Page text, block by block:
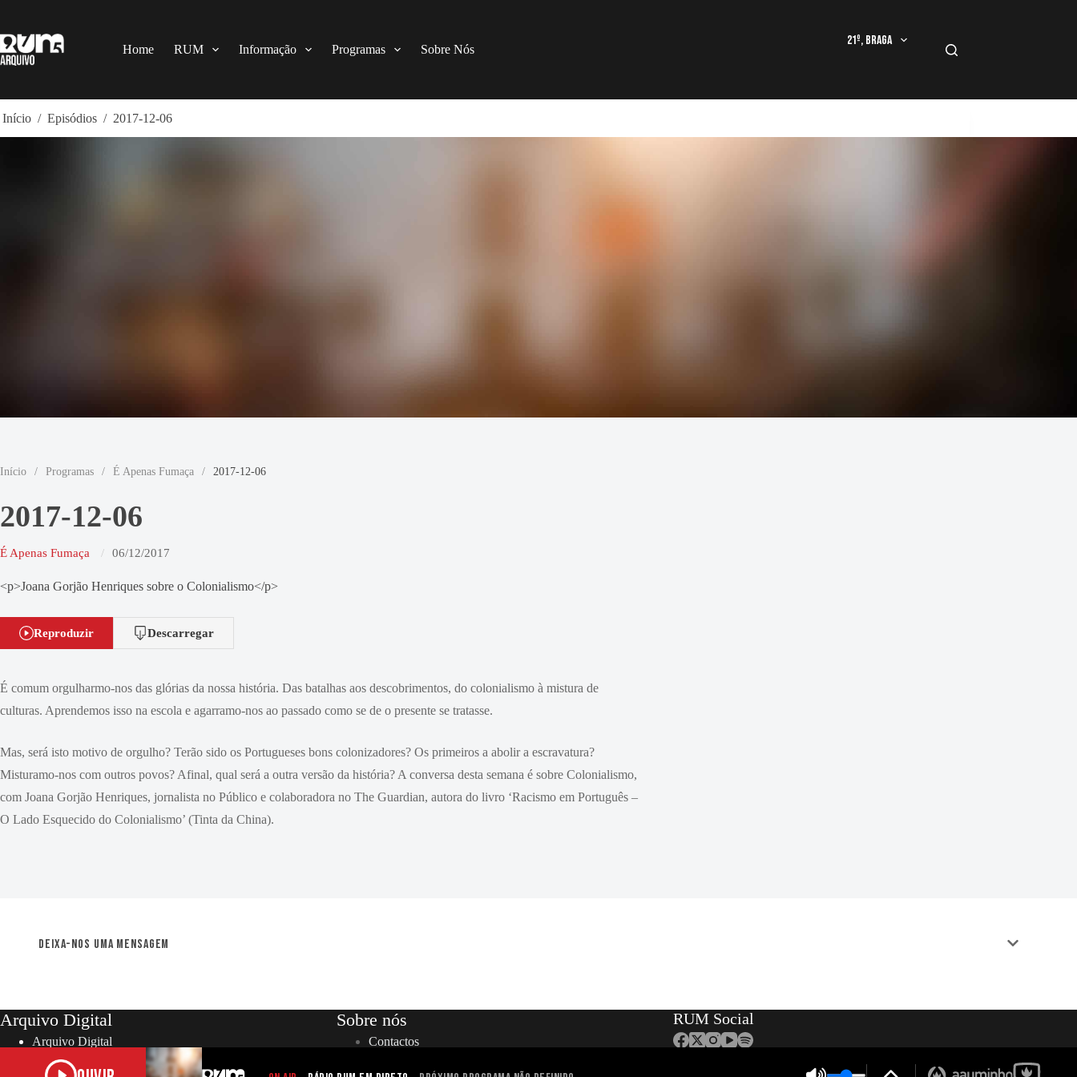
o
conteúdo
Home RUM Informação Programas Sobre Nós
21º, Braga
Início / Episódios / 2017-12-06
Início / Programas / É Apenas Fumaça / 2017-12-06
2017-12-06
É Apenas Fumaça 06/12/2017
<p>Joana Gorjão Henriques sobre o Colonialismo</p>
Reproduzir Descarregar
É comum orgulharmo-nos das glórias da nossa história. Das batalhas aos descobrimentos, do colonialismo à mistura de
culturas. Aprendemos isso na escola e agarramo-nos ao passado como se de o presente se tratasse.
Mas, será isto motivo de orgulho? Terão sido os Portugueses bons colonizadores? Os primeiros a abolir a escravatura?
Misturamo-nos com outros povos? Afinal, qual será a outra versão da história? A conversa desta semana é sobre Colonialismo,
com Joana Gorjão Henriques, jornalista no Público e colaboradora no The Guardian, autora do livro ‘Racismo em Português –
O Lado Esquecido do Colonialismo’ (Tinta da China).
Deixa-nos uma mensagem
Arquivo Digital
Arquivo Digital
Sobre nós
Contactos
Localização
RUM Social